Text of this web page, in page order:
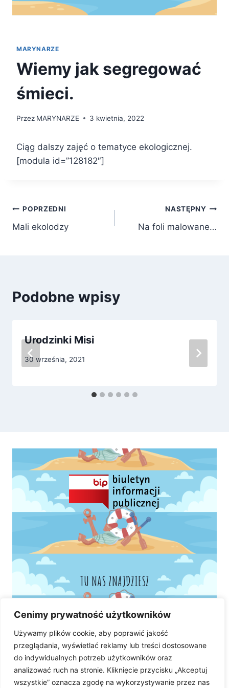
Cenimy prywatność użytkowników
Używamy plików cookie, aby poprawić jakość
przeglądania, wyświetlać reklamy lub treści dostosowane
do indywidualnych potrzeb użytkowników oraz
analizować ruch na stronie. Kliknięcie przycisku „Akceptuj
wszystkie” oznacza zgodę na wykorzystywanie przez nas
MARYNARZE
Wiemy jak segregować
śmieci.
Przez MARYNARZE 3 kwietnia, 2022
Ciąg dalszy zajęć o tematyce ekologicznej.
[modula id=”128182″]
Nawigacja
wpisu
POPRZEDNI
Mali ekolodzy
NASTĘPNY
Na foli malowane…
Podobne wpisy
Urodzinki Misi
30 września, 2021
TU NAS ZNAJDZIESZ